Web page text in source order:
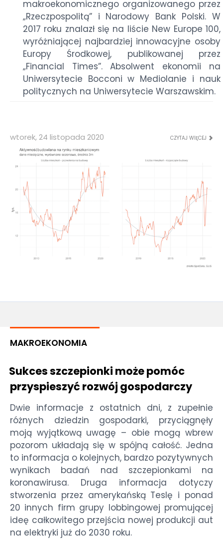
makroekonomicznego organizowanego przez
„Rzeczpospolitą” i Narodowy Bank Polski. W
2017 roku znalazł się na liście New Europe 100,
wyróżniającej najbardziej innowacyjne osoby
Europy Środkowej, publikowanej przez
„Financial Times”. Absolwent ekonomii na
Uniwersytecie Bocconi w Mediolanie i nauk
politycznych na Uniwersytecie Warszawskim.
wtorek, 24 listopada 2020 CZYTAJ WIĘCEJ
MAKROEKONOMIA
Sukces szczepionki może pomóc
przyspieszyć rozwój gospodarczy
Dwie informacje z ostatnich dni, z zupełnie
różnych dziedzin gospodarki, przyciągnęły
moją wyjątkową uwagę – obie mogą wbrew
pozorom układają się w spójną całość. Jedna
to informacja o kolejnych, bardzo pozytywnych
wynikach badań nad szczepionkami na
koronawirusa. Druga informacja dotyczy
stworzenia przez amerykańską Teslę i ponad
20 innych firm grupy lobbingowej promującej
ideę całkowitego przejścia nowej produkcji aut
na elektryki już do 2030 roku.